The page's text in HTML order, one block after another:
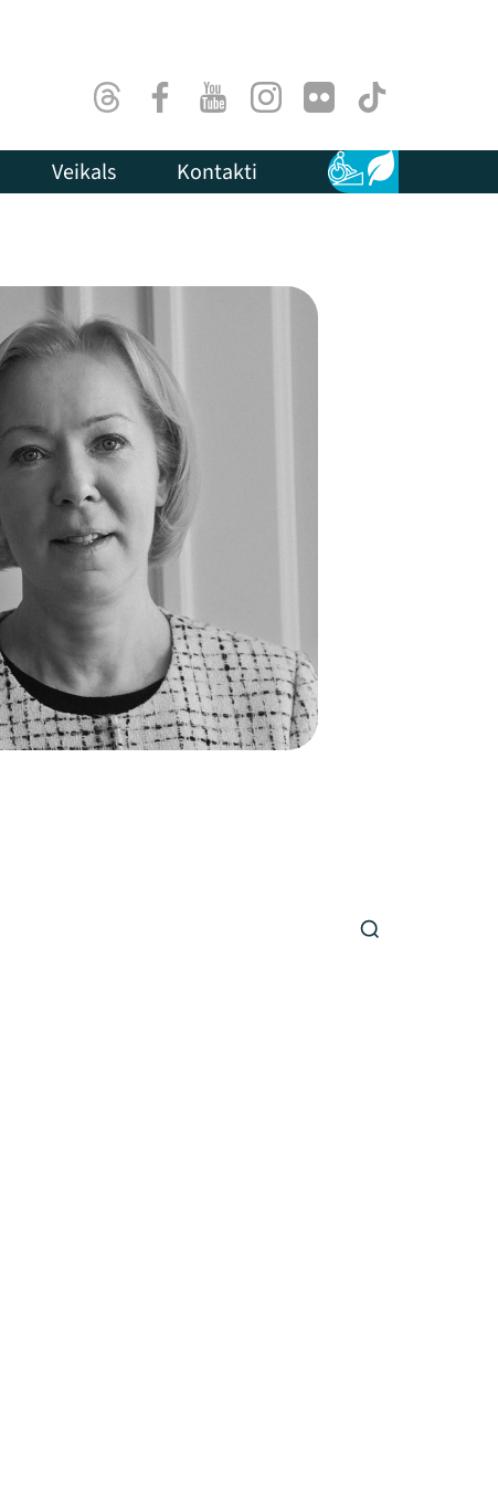
ThreadsFacebookYoutubeInstagram
Flick TikTok
Veikals Kontakti Pieejamība
Ilgtspēja